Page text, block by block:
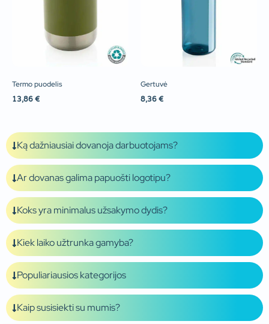
Termo puodelis
13,86 €
Gertuvė
8,36 €
Ką dažniausiai dovanoja darbuotojams?
Ar dovanas galima papuošti logotipu?
Koks yra minimalus užsakymo dydis?
Kiek laiko užtrunka gamyba?
Populiariausios kategorijos
Kaip susisiekti su mumis?